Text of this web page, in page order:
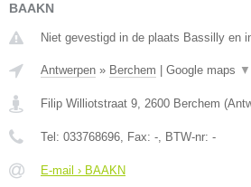
BAAKN
Niet gevestigd in de plaats Bassilly en
Antwerpen » Berchem Google maps ▼
Filip Williotstraat 9, 2600 Berchem (
Tel: 033768696, Fax: -, BTW-nr: -
E-mail › BAAKN